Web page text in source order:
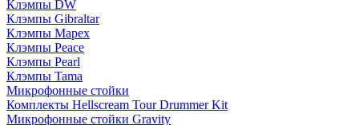
Клэмпы DW
Клэмпы Gibraltar
Клэмпы Mapex
Клэмпы Peace
Клэмпы Pearl
Клэмпы Tama
Микрофонные стойки
Комплекты Hellscream Tour Drummer Kit
Микрофонные стойки Gravity